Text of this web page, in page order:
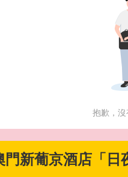
抱歉，沒
門新葡京酒店「